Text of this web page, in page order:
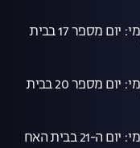
הסיכום היומי: יום מספר 17 בבית
הסיכום היומי: יום מספר 20 בבית
הסיכום היומי: יום ה-21 בבית האח